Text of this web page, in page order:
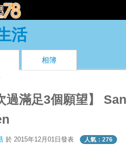
活
相簿
過滿足3個願望】
於 2015年12月01日發表 人氣：276